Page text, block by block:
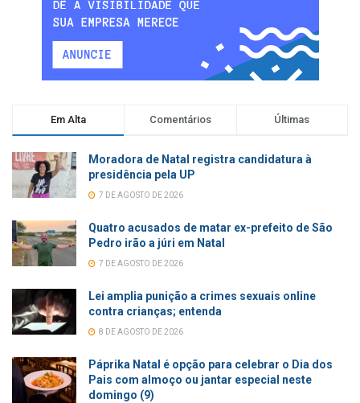
Em Alta Comentários Últimas
Moradora de Natal registra candidatura à
presidência pela UP
7 DE AGOSTO DE 2026
Quatro acusados de matar ex-prefeito de São
Pedro irão a júri em Natal
7 DE AGOSTO DE 2026
Lei amplia punição a crimes sexuais online
contra crianças; entenda
8 DE AGOSTO DE 2026
Páprika Natal é opção para celebrar o Dia dos
Pais com almoço ou jantar especial neste
domingo (9)